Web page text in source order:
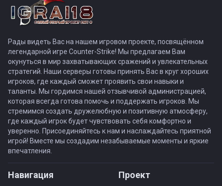
Рады видеть Вас на нашем игровом проекте, посвящённом
легендарной игре Counter-Strike! Мы предлагаем Вам
окунуться в мир захватывающих сражений и увлекательных
стратегий. Наши серверы готовы принять Вас в круг хороших
игроков, где каждый сможет проявить свои навыки и
таланты. Мы гордимся нашей отзывчивой администрацией,
которая всегда готова помочь и поддержать игроков. Мы
стремимся создать дружелюбную и позитивную атмосферу,
где каждый игрок будет чувствовать себя комфортно и
уверенно. Присоединяйтесь к нам и наслаждайтесь приятной
игрой! Вместе мы создадим незабываемые моменты и яркие
впечатления.
Навигация Проект